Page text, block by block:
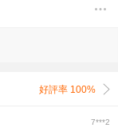
好評率 100%
7***2